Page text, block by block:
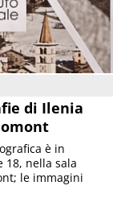
di Ilenia
è in
18, nella sala
le immagini